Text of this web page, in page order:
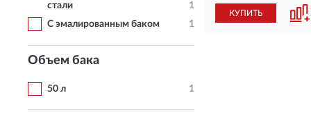
стали
1
С эмалированным баком
1
Объем бака
50 л 1
КУПИТЬ